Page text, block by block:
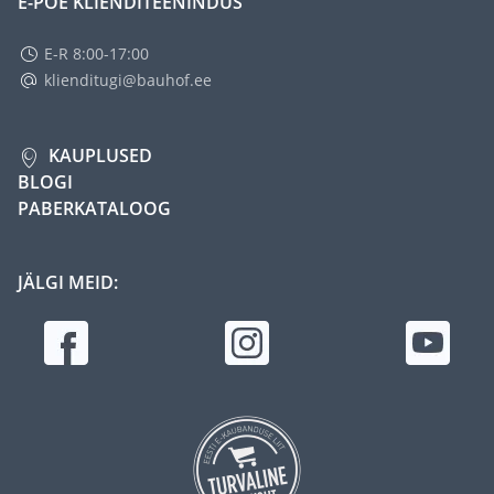
E-R 8:00-17:00
klienditugi@bauhof.ee
KAUPLUSED
BLOGI
PABERKATALOOG
JÄLGI MEID: